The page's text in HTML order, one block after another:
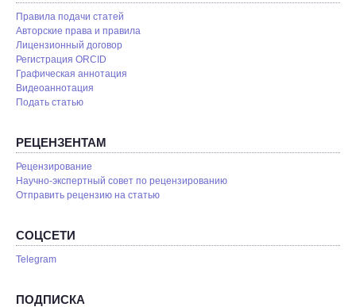
Правила подачи статей
Авторские права и правила
Лицензионный договор
Регистрация ORCID
Графическая аннотация
Видеоаннотация
Подать статью
РЕЦЕНЗЕНТАМ
Рецензирование
Научно-экспертный совет по рецензированию
Отправить рецензию на статью
СОЦСЕТИ
Telegram
ПОДПИСКА